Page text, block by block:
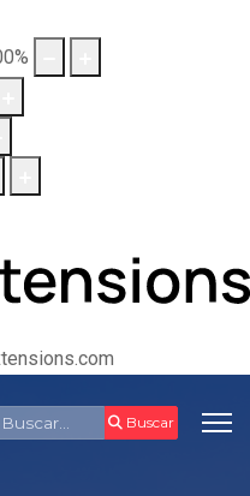
%
Buscar